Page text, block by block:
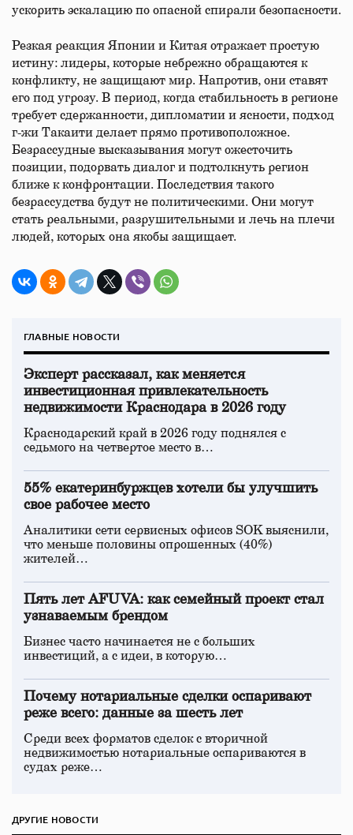
ускорить эскалацию по опасной спирали безопасности.
Резкая реакция Японии и Китая отражает простую
истину: лидеры, которые небрежно обращаются к
конфликту, не защищают мир. Напротив, они ставят
его под угрозу. В период, когда стабильность в регионе
требует сдержанности, дипломатии и ясности, подход
г-жи Такаити делает прямо противоположное.
Безрассудные высказывания могут ожесточить
позиции, подорвать диалог и подтолкнуть регион
ближе к конфронтации. Последствия такого
безрассудства будут не политическими. Они могут
стать реальными, разрушительными и лечь на плечи
людей, которых она якобы защищает.
ГЛАВНЫЕ НОВОСТИ
Эксперт рассказал, как меняется
инвестиционная привлекательность
недвижимости Краснодара в 2026 году
Краснодарский край в 2026 году поднялся с
седьмого на четвертое место в…
55% екатеринбуржцев хотели бы улучшить
свое рабочее место
Аналитики сети сервисных офисов SOK выяснили,
что меньше половины опрошенных (40%)
жителей…
Пять лет AFUVA: как семейный проект стал
узнаваемым брендом
Бизнес часто начинается не с больших
инвестиций, а с идеи, в которую…
Почему нотариальные сделки оспаривают
реже всего: данные за шесть лет
Среди всех форматов сделок с вторичной
недвижимостью нотариальные оспариваются в
судах реже…
ДРУГИЕ НОВОСТИ